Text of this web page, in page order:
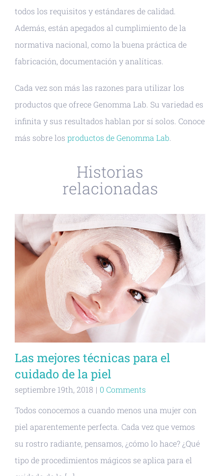
todos los requisitos y estándares de calidad.
Además, están apegados al cumplimiento de la
normativa nacional, como la buena práctica de
fabricación, documentación y analíticas.
Cada vez son más las razones para utilizar los
productos que ofrece Genomma Lab. Su variedad es
infinita y sus resultados hablan por sí solos. Conoce
más sobre los productos de Genomma Lab.
Historias
relacionadas
Las mejores técnicas para el
cuidado de la piel
septiembre 19th, 2018 | 0 Comments
Todos conocemos a cuando menos una mujer con
piel aparentemente perfecta. Cada vez que vemos
su rostro radiante, pensamos, ¿cómo lo hace? ¿Qué
tipo de procedimientos mágicos se aplica para el